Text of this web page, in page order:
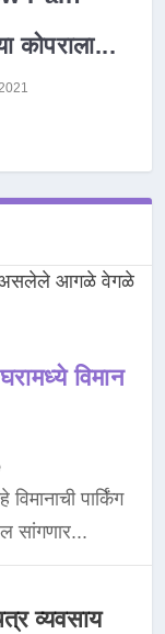
कोपराला...
विमान
पार्किंग
सांगणार...
व्यवसाय